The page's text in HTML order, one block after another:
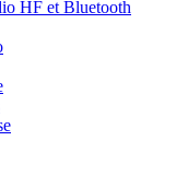
HF et Bluetooth